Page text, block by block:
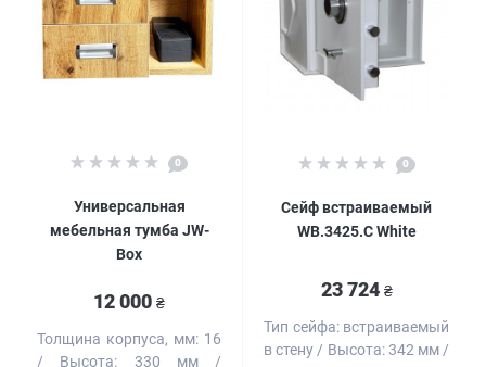
0
Универсальная
мебельная тумба JW-
Box
12 000 ₴
Толщина корпуса, мм: 16
Высота:
330 мм
0
Сейф встраиваемый
WB.3425.C White
23 724 ₴
Тип сейфа: встраиваемый
в стену
Высота: 342 мм